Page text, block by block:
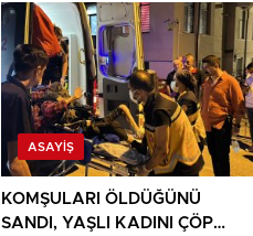
ASAYIŞ
KOMŞULARI ÖLDÜĞÜNÜ
SANDI, YAŞLI KADINI ÇÖP